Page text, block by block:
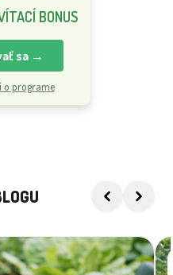
BONUS
sa →
o programe